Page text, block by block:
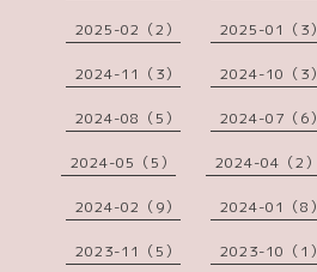
2025-02（2） 2025-01（3）
2024-11（3） 2024-10（3）
2024-08（5） 2024-07（6）
2024-05（5） 2024-04（2）
2024-02（9） 2024-01（8）
2023-11（5） 2023-10（1）